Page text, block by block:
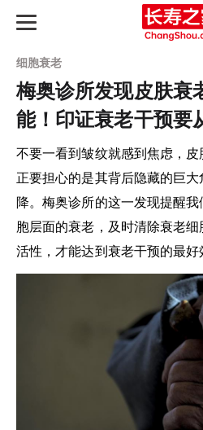
最新动态
长寿指南
知识图谱
细胞衰老
梅奥诊所发现皮肤衰
能！印证衰老干预要
不要一看到皱纹就感到焦虑，
正要担心的是其背后隐藏的巨
降。梅奥诊所的这一发现提醒
胞层面的衰老，及时清除衰老
活性，才能达到衰老干预的最好